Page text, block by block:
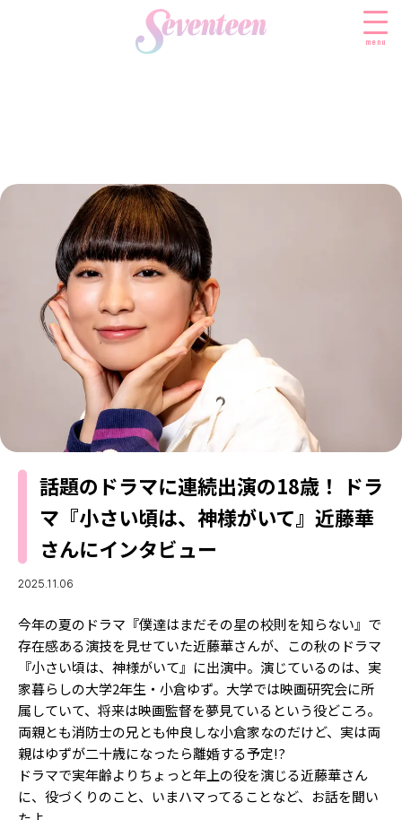
menu
FASHION
ファッションニュース
モデル私服
着回し
着痩せ
BEAUTY
ビューティニュース
トレンドメイク
ベストコスメ
ヘアアレンジ・ヘアケア
スキンケア
ボディケア
SCHOOL
スクールニュース
制服コーデ
学校ヘアメイク
勉強・受験・進路
ENTERTAINMENT
エンタメニュース
なにわ男子
K-POP
LIFESTYLE
ライフスタイルニュース
JKランキング・アワード
モデルの購入品
おでかけ
お悩み相談
JK TREND
JKトレンドニュース
MODELS
MODEL'S BLOG
TikTok
Instagram
YouTube
FORTUNE
ゲッターズ飯田
MISS SEVENTEEN
ミスセブンティーンニュース
MAGAZINE
バックナンバー
INFORMATION
Seventeenについて
話題のドラマに連続出演の18歳！ ドラ
マ『小さい頃は、神様がいて』近藤華
さんにインタビュー
2025.11.06
今年の夏のドラマ『僕達はまだその星の校則を知らない』で
存在感ある演技を見せていた近藤華さんが、この秋のドラマ
『小さい頃は、神様がいて』に出演中。演じているのは、実
家暮らしの大学2年生・小倉ゆず。大学では映画研究会に所
属していて、将来は映画監督を夢見ているという役どころ。
両親とも消防士の兄とも仲良しな小倉家なのだけど、実は両
親はゆずが二十歳になったら離婚する予定――!?
ドラマで実年齢よりちょっと年上の役を演じる近藤華さん
に、役づくりのこと、いまハマってることなど、お話を聞い